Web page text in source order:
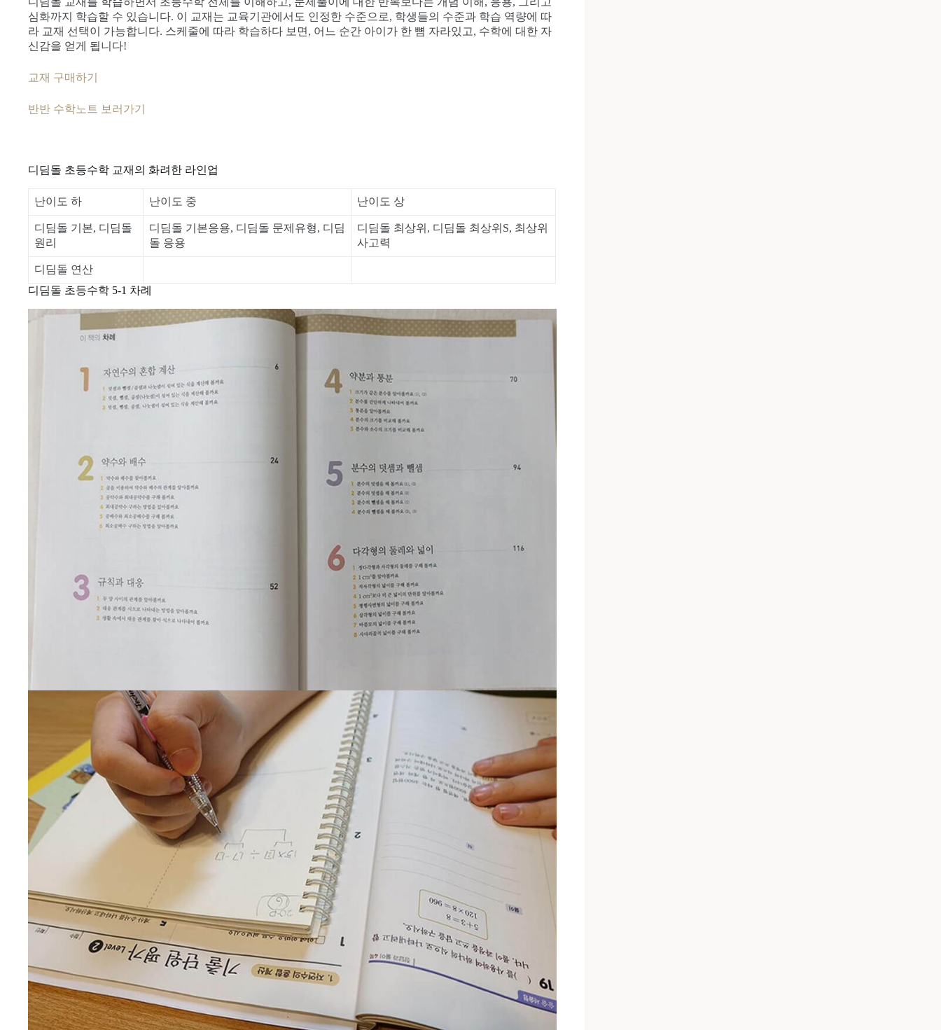
심화까지 학습할 수 있습니다. 이 교재는 교육기관에서도 인정한 수준으로, 학생들의 수준과 학습 역량에 따
라 교재 선택이 가능합니다. 스케줄에 따라 학습하다 보면, 어느 순간 아이가 한 뼘 자라있고, 수학에 대한 자
신감을 얻게 됩니다!
교재 구매하기
반반 수학노트 보러가기
디딤돌 초등수학 교재의 화려한 라인업
난이도 하 난이도 중 난이도 상
디딤돌 기본, 디딤돌
원리
디딤돌 기본응용, 디딤돌 문제유형, 디딤
돌 응용
디딤돌 최상위, 디딤돌 최상위S, 최상위
사고력
디딤돌 연산
디딤돌 초등수학 5-1 차례